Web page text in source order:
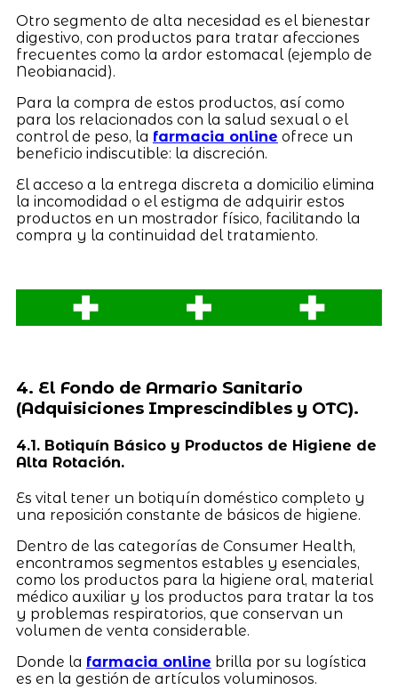
Otro segmento de alta necesidad es el bienestar
digestivo, con productos para tratar afecciones
frecuentes como la ardor estomacal (ejemplo de
Neobianacid).
Para la compra de estos productos, así como
para los relacionados con la salud sexual o el
control de peso, la farmacia online ofrece un
beneficio indiscutible: la discreción.
El acceso a la entrega discreta a domicilio elimina
la incomodidad o el estigma de adquirir estos
productos en un mostrador físico, facilitando la
compra y la continuidad del tratamiento.
4. El Fondo de Armario Sanitario
(Adquisiciones Imprescindibles y OTC).
4.1. Botiquín Básico y Productos de Higiene de
Alta Rotación.
Es vital tener un botiquín doméstico completo y
una reposición constante de básicos de higiene.
Dentro de las categorías de Consumer Health,
encontramos segmentos estables y esenciales,
como los productos para la higiene oral, material
médico auxiliar y los productos para tratar la tos
y problemas respiratorios, que conservan un
volumen de venta considerable.
Donde la farmacia online brilla por su logística
es en la gestión de artículos voluminosos.